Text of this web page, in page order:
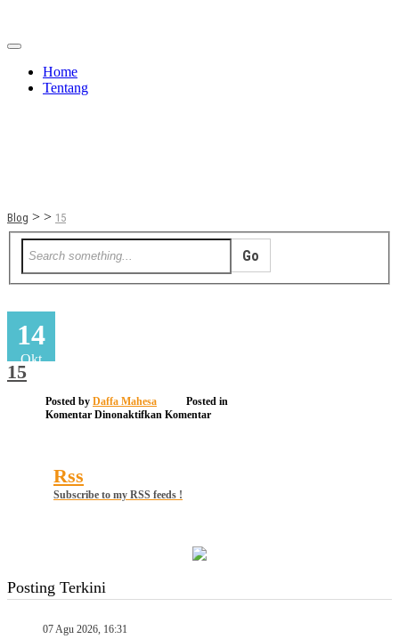
Home
Tentang
Blog > > 15
14
Okt
15
Posted by Daffa Mahesa
Posted in
Komentar Dinonaktifkan pada
Komentar
Rss
Subscribe to my RSS feeds !
Posting Terkini
07 Agu 2026, 16:31